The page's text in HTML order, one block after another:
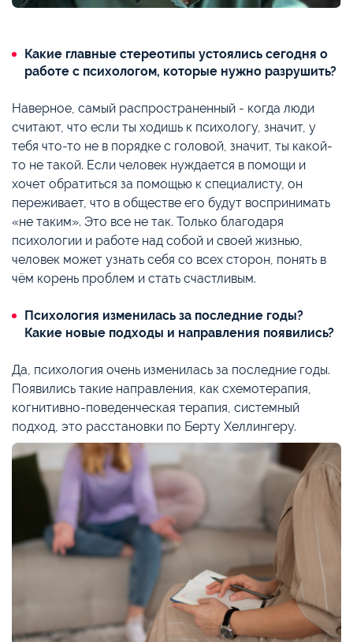
Какие главные стереотипы устоялись сегодня о
работе с психологом, которые нужно разрушить?
Наверное, самый распространенный - когда люди
считают, что если ты ходишь к психологу, значит, у
тебя что-то не в порядке с головой, значит, ты какой-
то не такой. Если человек нуждается в помощи и
хочет обратиться за помощью к специалисту, он
переживает, что в обществе его будут воспринимать
«не таким». Это все не так. Только благодаря
психологии и работе над собой и своей жизнью,
человек может узнать себя со всех сторон, понять в
чём корень проблем и стать счастливым.
Психология изменилась за последние годы?
Какие новые подходы и направления появились?
Да, психология очень изменилась за последние годы.
Появились такие направления, как схемотерапия,
когнитивно-поведенческая терапия, системный
подход, это расстановки по Берту Хеллингеру.